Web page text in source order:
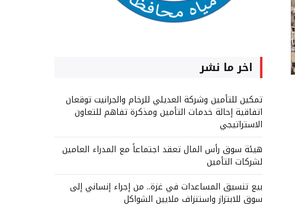
اخر ما نشر
تمكين للتأمين وشركة العديلي للرخام والجرانيت توقعان
اتفاقية إحالة خدمات التأمين ومذكرة تفاهم للتعاون
الاستراتيجي
هيئة سوق رأس المال تعقد اجتماعاً مع المدراء العامين
لشركات التأمين
بيع تنسيق المساعدات في غزة.. من إجراء إنساني إلى
سوق للابتزاز واستنزاف ملايين الشواكل